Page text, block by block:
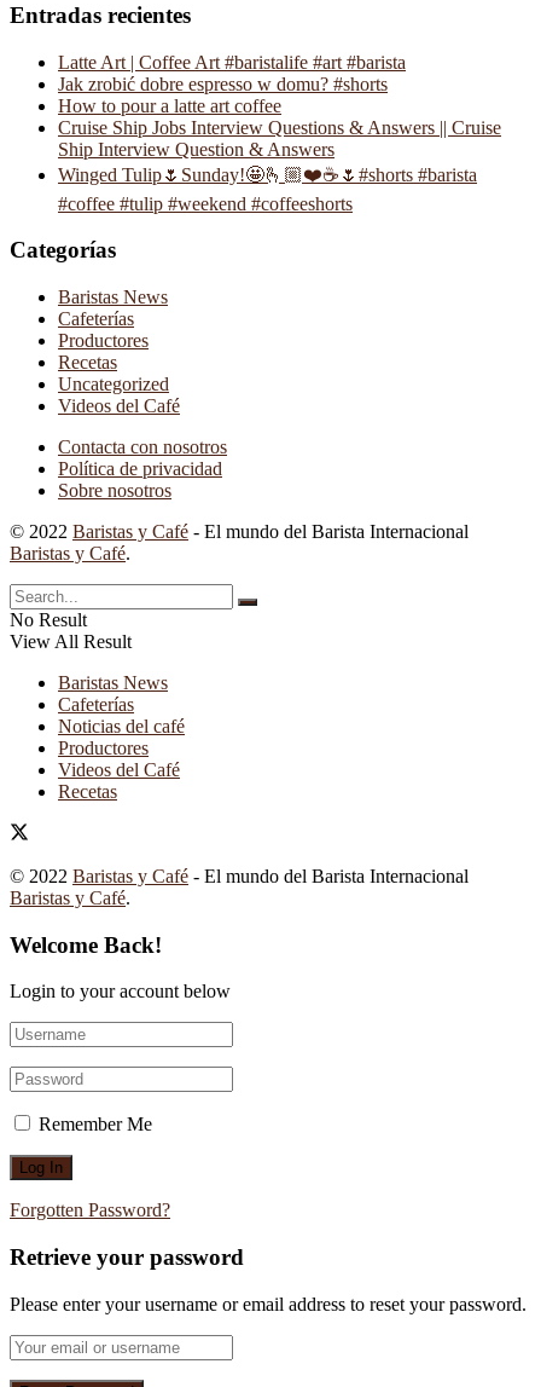
Entradas recientes
Latte Art | Coffee Art #baristalife #art #barista
Jak zrobić dobre espresso w domu? #shorts
How to pour a latte art coffee
Cruise Ship Jobs Interview Questions & Answers || Cruise
Ship Interview Question & Answers
Winged Tulip🌷Sunday!🤩🫰🏼❤️☕️🌷#shorts #barista
#coffee #tulip #weekend #coffeeshorts
Categorías
Baristas News
Cafeterías
Productores
Recetas
Uncategorized
Videos del Café
Contacta con nosotros
Política de privacidad
Sobre nosotros
© 2022 Baristas y Café - El mundo del Barista Internacional
Baristas y Café.
No Result
View All Result
Baristas News
Cafeterías
Noticias del café
Productores
Videos del Café
Recetas
© 2022 Baristas y Café - El mundo del Barista Internacional
Baristas y Café.
Welcome Back!
Login to your account below
Remember Me
Forgotten Password?
Retrieve your password
Please enter your username or email address to reset your password.